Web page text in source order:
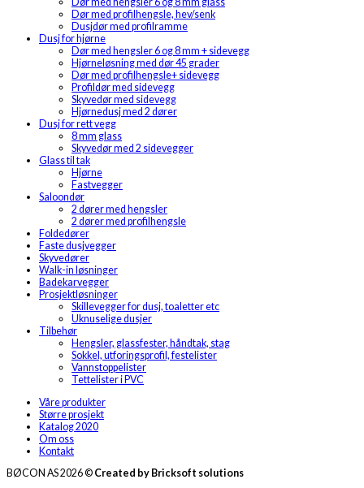
Dør med profilhengsle, hev/senk
Dusjdør med profilramme
Dusj for hjørne
Dør med hengsler 6 og 8 mm + sidevegg
Hjørneløsning med dør 45 grader
Dør med profilhengsle+ sidevegg
Profildør med sidevegg
Skyvedør med sidevegg
Hjørnedusj med 2 dører
Dusj for rett vegg
8 mm glass
Skyvedør med 2 sidevegger
Glass til tak
Hjørne
Fastvegger
Saloondør
2 dører med hengsler
2 dører med profilhengsle
Foldedører
Faste dusjvegger
Skyvedører
Walk-in løsninger
Badekarvegger
Prosjektløsninger
Skillevegger for dusj, toaletter etc
Uknuselige dusjer
Tilbehør
Hengsler, glassfester, håndtak, stag
Sokkel, utforingsprofil, festelister
Vannstoppelister
Tettelister i PVC
Våre produkter
Større prosjekt
Katalog 2020
Om oss
Kontakt
BØCON AS 2026 © Created by Bricksoft solutions